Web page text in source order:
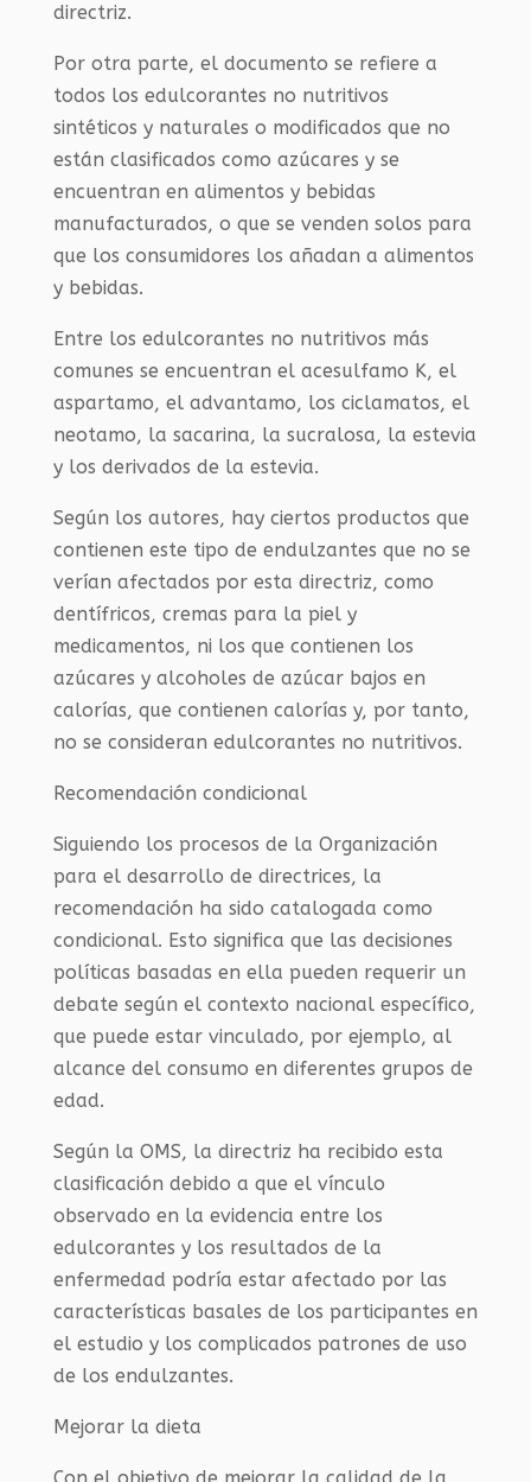
directriz.
Por otra parte, el documento se refiere a
todos los edulcorantes no nutritivos
sintéticos y naturales o modificados que no
están clasificados como azúcares y se
encuentran en alimentos y bebidas
manufacturados, o que se venden solos para
que los consumidores los añadan a alimentos
y bebidas.
Entre los edulcorantes no nutritivos más
comunes se encuentran el acesulfamo K, el
aspartamo, el advantamo, los ciclamatos, el
neotamo, la sacarina, la sucralosa, la estevia
y los derivados de la estevia.
Según los autores, hay ciertos productos que
contienen este tipo de endulzantes que no se
verían afectados por esta directriz, como
dentífricos, cremas para la piel y
medicamentos, ni los que contienen los
azúcares y alcoholes de azúcar bajos en
calorías, que contienen calorías y, por tanto,
no se consideran edulcorantes no nutritivos.
Recomendación condicional
Siguiendo los procesos de la Organización
para el desarrollo de directrices, la
recomendación ha sido catalogada como
condicional. Esto significa que las decisiones
políticas basadas en ella pueden requerir un
debate según el contexto nacional específico,
que puede estar vinculado, por ejemplo, al
alcance del consumo en diferentes grupos de
edad.
Según la OMS, la directriz ha recibido esta
clasificación debido a que el vínculo
observado en la evidencia entre los
edulcorantes y los resultados de la
enfermedad podría estar afectado por las
características basales de los participantes en
el estudio y los complicados patrones de uso
de los endulzantes.
Mejorar la dieta